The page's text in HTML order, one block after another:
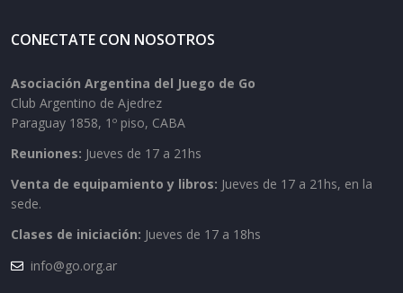
CONECTATE CON NOSOTROS
Asociación Argentina del Juego de Go
Club Argentino de Ajedrez
Paraguay 1858, 1º piso, CABA
Reuniones: Jueves de 17 a 21hs
Venta de equipamiento y libros: Jueves de 17 a 21hs, en la
sede.
Clases de iniciación: Jueves de 17 a 18hs
info@go.org.ar